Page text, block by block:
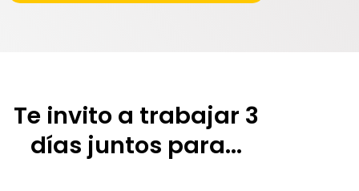
Te invito a trabajar 3
días juntos para...